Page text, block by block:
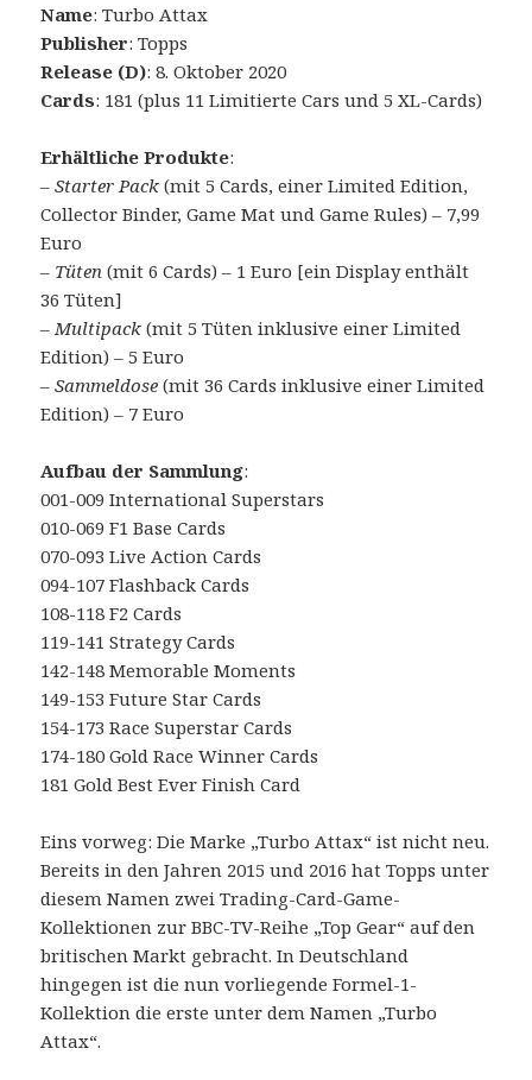
Name: Turbo Attax
Publisher: Topps
Release (D): 8. Oktober 2020
Cards: 181 (plus 11 Limitierte Cars und 5 XL-Cards)
Erhältliche Produkte:
–Starter Pack (mit 5 Cards, einer Limited Edition,
Collector Binder, Game Mat und Game Rules) – 7,99
Euro
– Tüten (mit 6 Cards) – 1 Euro [ein Display enthält
36 Tüten]
– Multipack (mit 5 Tüten inklusive einer Limited
Edition) – 5 Euro
–Sammeldose (mit 36 Cards inklusive einer Limited
Edition) – 7 Euro
Aufbau der Sammlung:
001-009 International Superstars
010-069 F1 Base Cards
070-093 Live Action Cards
094-107 Flashback Cards
108-118 F2 Cards
119-141 Strategy Cards
142-148 Memorable Moments
149-153 Future Star Cards
154-173 Race Superstar Cards
174-180 Gold Race Winner Cards
181 Gold Best Ever Finish Card
Eins vorweg: Die Marke „Turbo Attax“ ist nicht neu.
Bereits in den Jahren 2015 und 2016 hat Topps unter
diesem Namen zwei Trading-Card-Game-
Kollektionen zur BBC-TV-Reihe „Top Gear“ auf den
britischen Markt gebracht. In Deutschland
hingegen ist die nun vorliegende Formel-1-
Kollektion die erste unter dem Namen „Turbo
Attax“.